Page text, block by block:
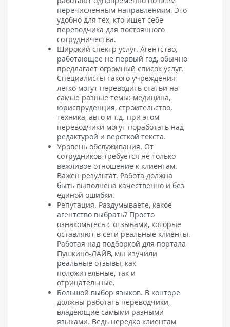
перечисленным направлениям. Это
удобно для тех, кто ищет себе
переводчика для постоянного
сотрудничества.
Широкий спектр услуг. Агентство,
работающее не первый год, обычно
предлагает огромный список услуг.
Специалисты такого учреждения
легко могут переводить статьи на
самые разные темы: медицина,
юриспруденция, строительство,
техника, авто и т.д. при этом
переводчики могут поработать над
редактурой и версткой текста.
Уровень обслуживания. От
сотрудников требуется не только
вежливое отношение к клиентам.
Важен результат. Работа должна
быть выполнена качественно и без
единой ошибки.
Репутация. Раздумываете, какое
агентство выбрать? Просто
ознакомьтесь с отзывами, которые
оставляют в сети реальные клиенты.
Работая над подборкой для портала
Пушкино-ЛАЙВ, мы изучили
реальные отзывы, как
положительные, так и
отрицательные.
Большой выбор языков. В конторе
должны работать переводчики,
владеющие самыми разными
языками. Ведь нередко клиентам